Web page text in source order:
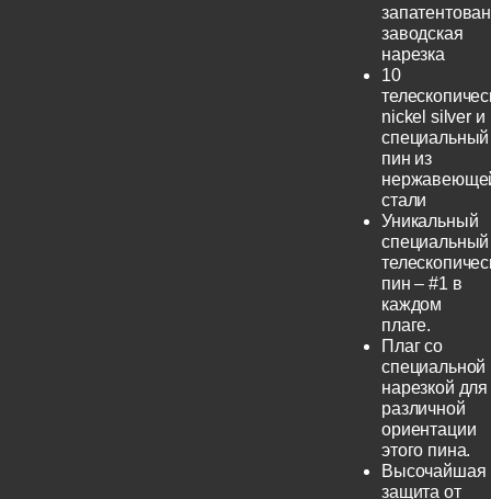
заводская
нарезка
10
nickel silver и
специальный
пин из
стали
Уникальный
специальный
пин – #1 в
каждом
плаге.
Плаг со
специальной
нарезкой для
различной
ориентации
этого пина.
Высочайшая
защита от